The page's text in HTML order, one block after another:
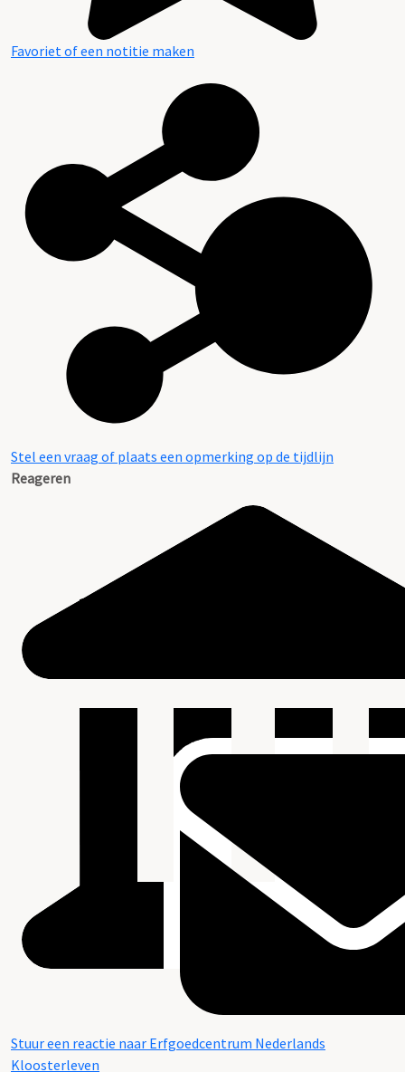
Favoriet of een notitie maken
Stel een vraag of plaats een opmerking op de tijdlijn
Reageren
Stuur een reactie naar Erfgoedcentrum Nederlands
Kloosterleven